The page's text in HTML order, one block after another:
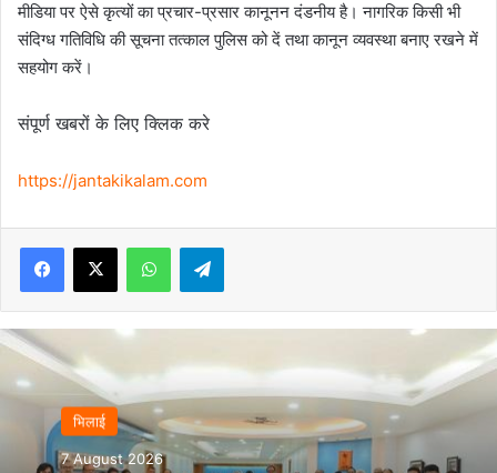
मीडिया पर ऐसे कृत्यों का प्रचार-प्रसार कानूनन दंडनीय है। नागरिक किसी भी
संदिग्ध गतिविधि की सूचना तत्काल पुलिस को दें तथा कानून व्यवस्था बनाए रखने में
सहयोग करें।
संपूर्ण खबरों के लिए क्लिक करे
https://jantakikalam.com
Facebook
X WhatsAppTelegram
भिलाई
7 August 2026